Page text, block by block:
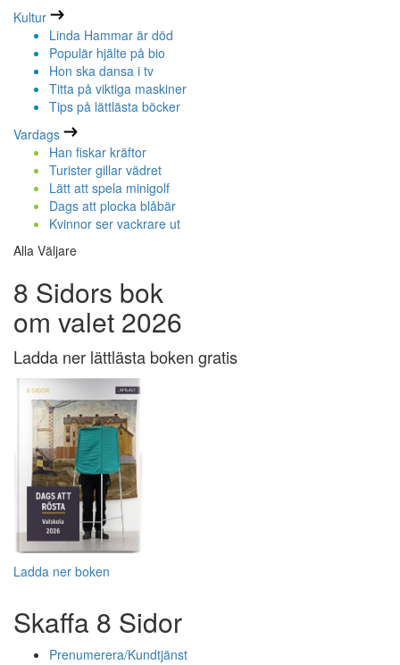
Kultur
Linda Hammar är död
Populär hjälte på bio
Hon ska dansa i tv
Titta på viktiga maskiner
Tips på lättlästa böcker
Vardags
Han fiskar kräftor
Turister gillar vädret
Lätt att spela minigolf
Dags att plocka blåbär
Kvinnor ser vackrare ut
Alla Väljare
8 Sidors bok
om valet 2026
Ladda ner lättlästa boken gratis
Ladda ner boken
Skaffa 8 Sidor
Prenumerera/Kundtjänst